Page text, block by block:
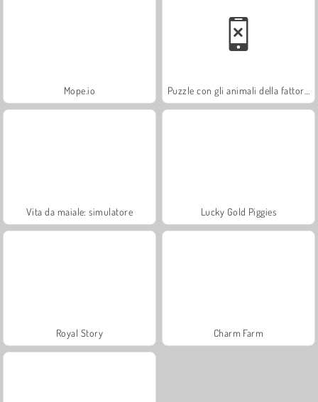
Mope.io
Vita da maiale: simulatore Lucky Gold Piggies
Royal Story Charm Farm